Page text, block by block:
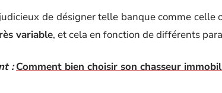
de désigner telle banque comme
variable, et cela en fonction de différents
: Comment bien choisir son chasseur